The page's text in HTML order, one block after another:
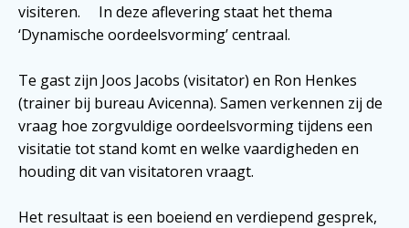
visiteren. In deze aflevering staat het thema
‘Dynamische oordeelsvorming’ centraal.
Te gast zijn Joos Jacobs (visitator) en Ron Henkes
(trainer bij bureau Avicenna). Samen verkennen zij de
vraag hoe zorgvuldige oordeelsvorming tijdens een
visitatie tot stand komt en welke vaardigheden en
houding dit van visitatoren vraagt.
Het resultaat is een boeiend en verdiepend gesprek,